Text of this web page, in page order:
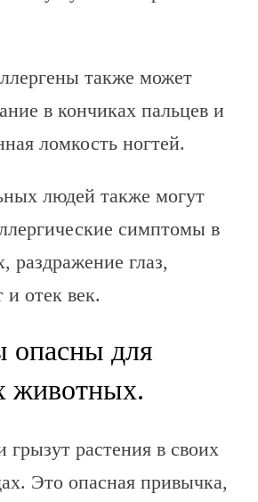
также может
в кончиках пальцев и
ломкость ногтей.
людей также могут
симптомы в
раздражение глаз,
отек век.
опасны для
животных.
растения в своих
Это опасная привычка,